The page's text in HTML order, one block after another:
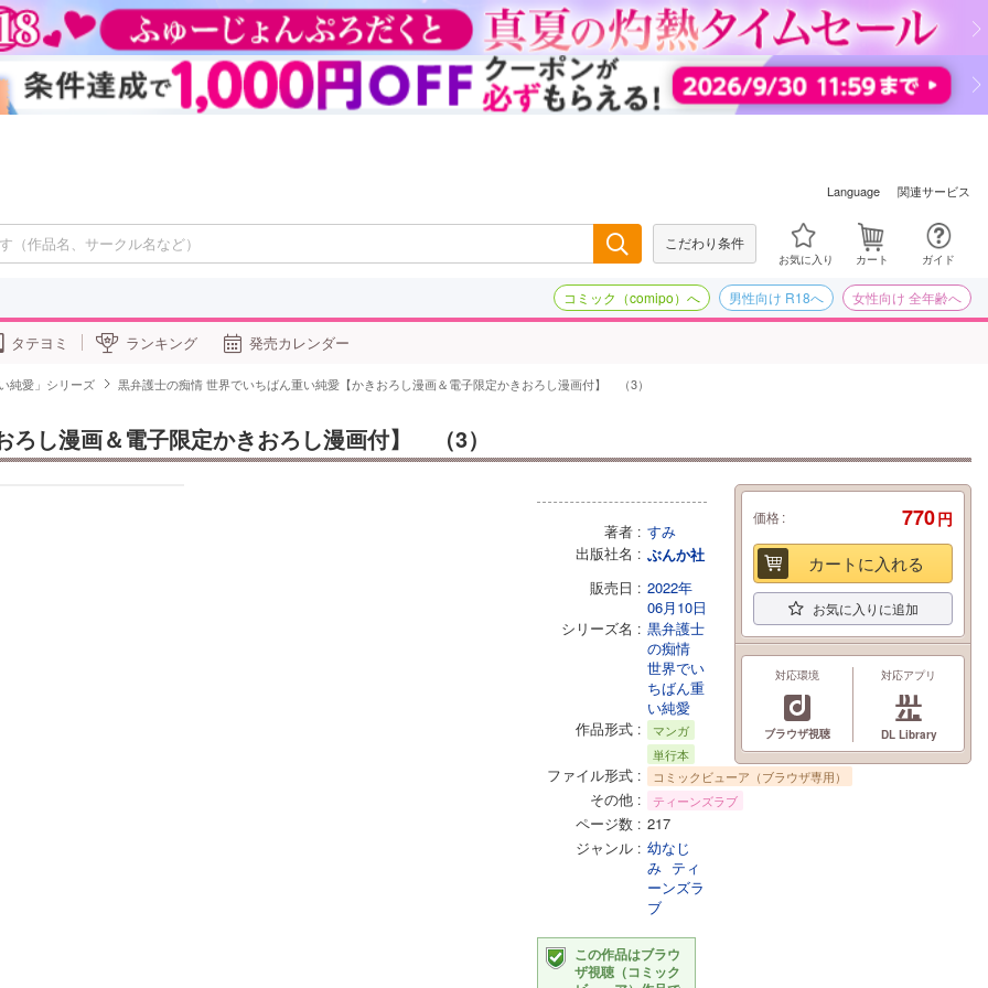
Language 関連サービス
こだわり条件
お気に入り カート ガイド
コミック（comipo）へ 男性向け R18へ 女性向け 全年齢へ
タテヨミ ランキング 発売カレンダー
純愛」シリーズ 黒弁護士の痴情 世界でいちばん重い純愛【かきおろし漫画＆電子限定かきおろし漫画付】 （3）
し漫画＆電子限定かきおろし漫画付】　（3）
著者
すみ
出版社名
ぶんか社
販売日
2022年
06月10日
シリーズ名
黒弁護士
の痴情
世界でい
ちばん重
い純愛
作品形式
マンガ
単行本
ファイル形式 コミックビューア（ブラウザ専用）
その他 ティーンズラブ
ページ数
217
ジャンル
幼なじ
み ティ
ーンズラ
ブ
この作品はブラウ
ザ視聴（コミック
価格 770円
カートに入れる
お気に入りに追加
対応環境
ブラウザ視聴
対応アプリ
DL Library